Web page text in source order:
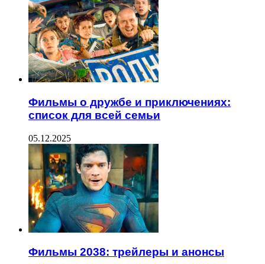
Фильмы о дружбе и приключениях:
список для всей семьи
05.12.2025
Фильмы 2038: трейлеры и анонсы